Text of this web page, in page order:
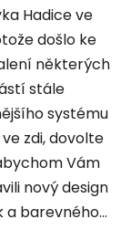
Hadice ve
došlo ke
některých
stále
systému
zdi, dovolte
Vám
nový design
a barevného...